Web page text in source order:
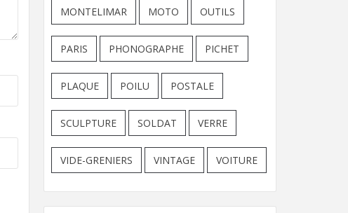
MONTELIMAR MOTO OUTILS
PARIS PHONOGRAPHE PICHET
PLAQUE POILU POSTALE
SCULPTURE SOLDAT VERRE
VIDE-GRENIERS VINTAGE VOITURE